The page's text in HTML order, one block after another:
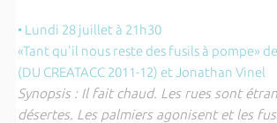
• Lundi 28 juillet à 21h30
«Tant qu'il nous reste des fusils à pompe»
(DU CREATACC 2011-12) et Jonathan Vinel
Synopsis : Il fait chaud. Les rues sont
désertes. Les palmiers agonisent et les